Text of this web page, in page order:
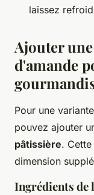
laissez
Ajouter
d'amande
Pour une
pouvez ajouter
pâtissière. Cette
dimension
Ingrédients de